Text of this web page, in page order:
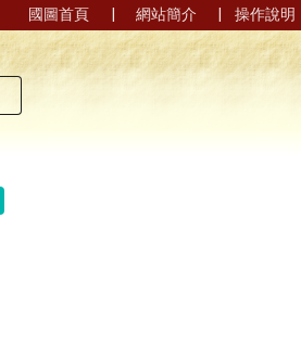
國圖首頁 | 網站簡介 | 操作說明